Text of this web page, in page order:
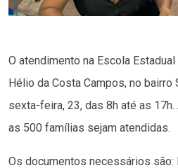
O atendimento na Escola
Hélio da Costa Campos, no
sexta-feira, 23, das 8h até as
as 500 famílias sejam atendidas.
Os documentos necessários são: